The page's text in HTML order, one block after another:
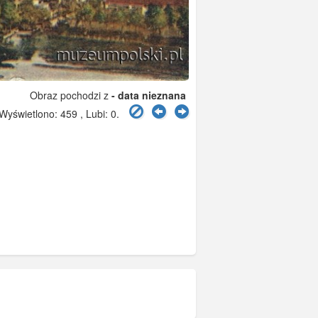
Obraz pochodzi z - data nieznana
459 , Lubi: 0.